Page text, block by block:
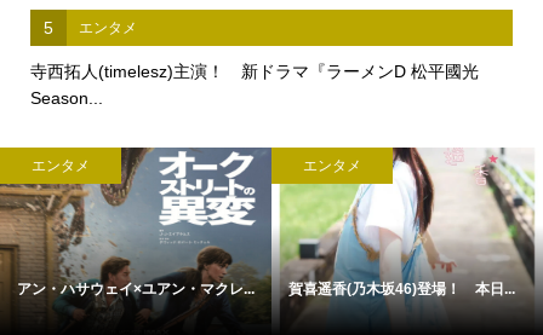
5 エンタメ
寺西拓人(timelesz)主演！ 新ドラマ『ラーメンD 松平國光
Season...
エンタメ
アン・ハサウェイ×ユアン・マクレ...
エンタメ
賀喜遥香(乃木坂46)登場！ 本日...